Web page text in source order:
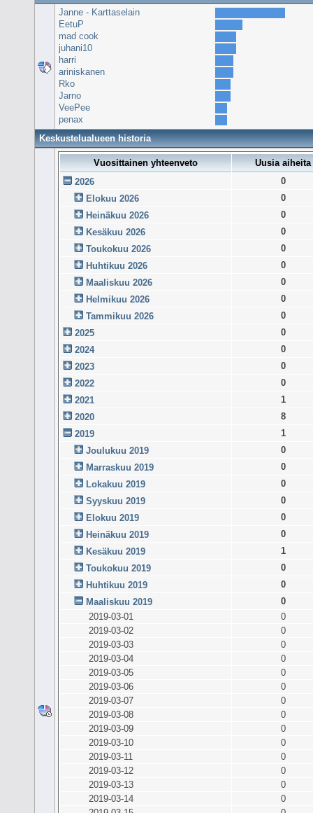
Janne - Karttaselain
EetuP
mad cook
juhani10
harri
ariniskanen
Rko
Jarno
VeePee
penax
Keskustelualueen historia
Vuosittainen yhteenveto
Uusia aiheita
2026
0
Elokuu 2026
0
Heinäkuu 2026
0
Kesäkuu 2026
0
Toukokuu 2026
0
Huhtikuu 2026
0
Maaliskuu 2026
0
Helmikuu 2026
0
Tammikuu 2026
0
2025
0
2024
0
2023
0
2022
0
2021
1
2020
8
2019
1
Joulukuu 2019
0
Marraskuu 2019
0
Lokakuu 2019
0
Syyskuu 2019
0
Elokuu 2019
0
Heinäkuu 2019
0
Kesäkuu 2019
1
Toukokuu 2019
0
Huhtikuu 2019
0
Maaliskuu 2019
0
2019-03-01
0
2019-03-02
0
2019-03-03
0
2019-03-04
0
2019-03-05
0
2019-03-06
0
2019-03-07
0
2019-03-08
0
2019-03-09
0
2019-03-10
0
2019-03-11
0
2019-03-12
0
2019-03-13
0
2019-03-14
0